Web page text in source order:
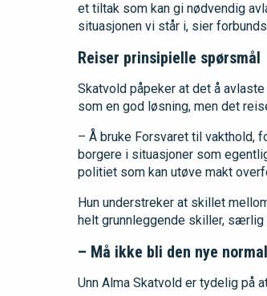
et tiltak som kan gi nødvendig
situasjonen vi står i, sier
Reiser prinsipielle spørsmål
Skatvold påpeker at det å
som en god løsning, men det
– Å bruke Forsvaret til vakthold,
borgere i situasjoner som
politiet som kan utøve makt
Hun understreker at skillet
helt grunnleggende skiller,
– Må ikke bli den nye
Unn Alma Skatvold er tydelig på